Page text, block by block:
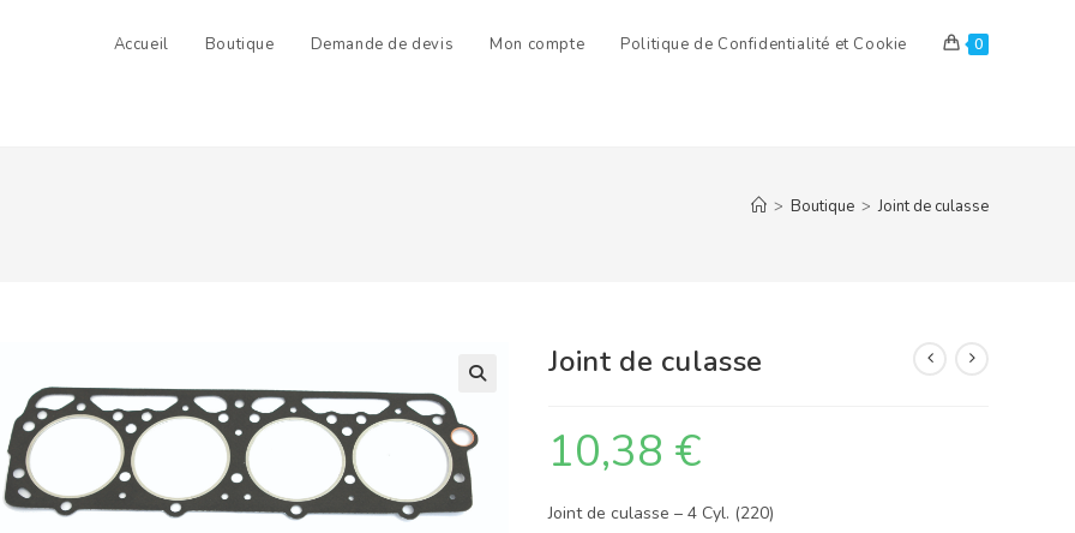
Accueil Boutique Demande de devis Mon compte Politique de Confidentialité et Cookie 0
> Boutique > Joint de culasse
Joint de culasse
10,38 €
Joint de culasse – 4 Cyl. (220)